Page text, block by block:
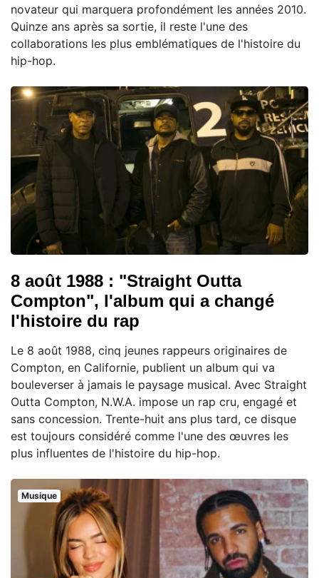
novateur qui marquera profondément les années 2010.
Quinze ans après sa sortie, il reste l'une des
collaborations les plus emblématiques de l'histoire du
hip-hop.
8 août 1988 : "Straight Outta
Compton", l'album qui a changé
l'histoire du rap
Le 8 août 1988, cinq jeunes rappeurs originaires de
Compton, en Californie, publient un album qui va
bouleverser à jamais le paysage musical. Avec Straight
Outta Compton, N.W.A. impose un rap cru, engagé et
sans concession. Trente-huit ans plus tard, ce disque
est toujours considéré comme l'une des œuvres les
plus influentes de l'histoire du hip-hop.
Musique